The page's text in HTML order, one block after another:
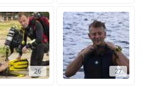
26 27